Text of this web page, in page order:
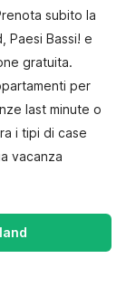
subito la
Paesi Bassi! e
gratuita.
per
last minute o
i tipi di case
vacanza